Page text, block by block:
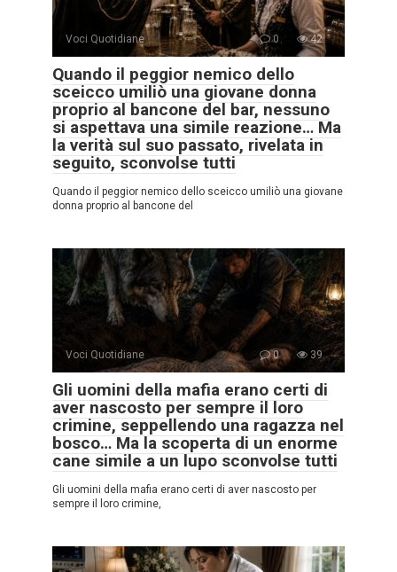
Voci Quotidiane 0 42
Quando il peggior nemico dello
sceicco umiliò una giovane donna
proprio al bancone del bar, nessuno
si aspettava una simile reazione… Ma
la verità sul suo passato, rivelata in
seguito, sconvolse tutti
Quando il peggior nemico dello sceicco umiliò una giovane
donna proprio al bancone del
Voci Quotidiane 0 39
Gli uomini della mafia erano certi di
aver nascosto per sempre il loro
crimine, seppellendo una ragazza nel
bosco… Ma la scoperta di un enorme
cane simile a un lupo sconvolse tutti
Gli uomini della mafia erano certi di aver nascosto per
sempre il loro crimine,